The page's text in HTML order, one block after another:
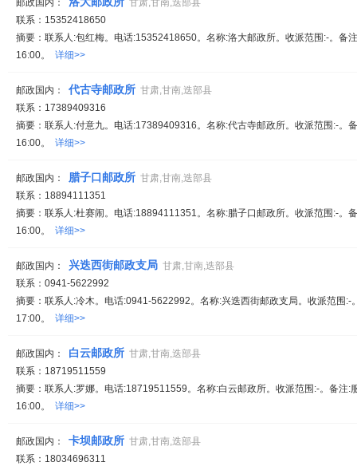
邮政国内：
甘肃,甘南,迭部县
联系：15352418650
摘要：联系人:包红梅。电话:15352418650。名称:洛大邮政所。收派范围:-。备
16:00。 详细>>
邮政国内： 代古寺邮政所 甘肃,甘南,迭部县
联系：17389409316
摘要：联系人:付意九。电话:17389409316。名称:代古寺邮政所。收派范围:-。
16:00。 详细>>
邮政国内： 腊子口邮政所 甘肃,甘南,迭部县
联系：18894111351
摘要：联系人:杜赛闹。电话:18894111351。名称:腊子口邮政所。收派范围:-。
16:00。 详细>>
邮政国内： 兴迭西街邮政支局 甘肃,甘南,迭部县
联系：0941-5622992
摘要：联系人:冷木。电话:0941-5622992。名称:兴迭西街邮政支局。收派范围:-
17:00。 详细>>
邮政国内： 白云邮政所 甘肃,甘南,迭部县
联系：18719511559
摘要：联系人:罗娜。电话:18719511559。名称:白云邮政所。收派范围:-。备注:
16:00。 详细>>
邮政国内： 卡坝邮政所 甘肃,甘南,迭部县
联系：18034696311